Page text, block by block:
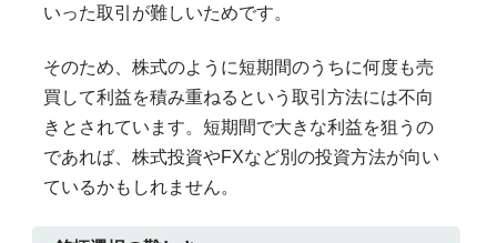
いった取引が難しいためです。
そのため、株式のように短期間のうちに何度も売
買して利益を積み重ねるという取引方法には不向
きとされています。短期間で大きな利益を狙うの
であれば、株式投資やFXなど別の投資方法が向い
ているかもしれません。